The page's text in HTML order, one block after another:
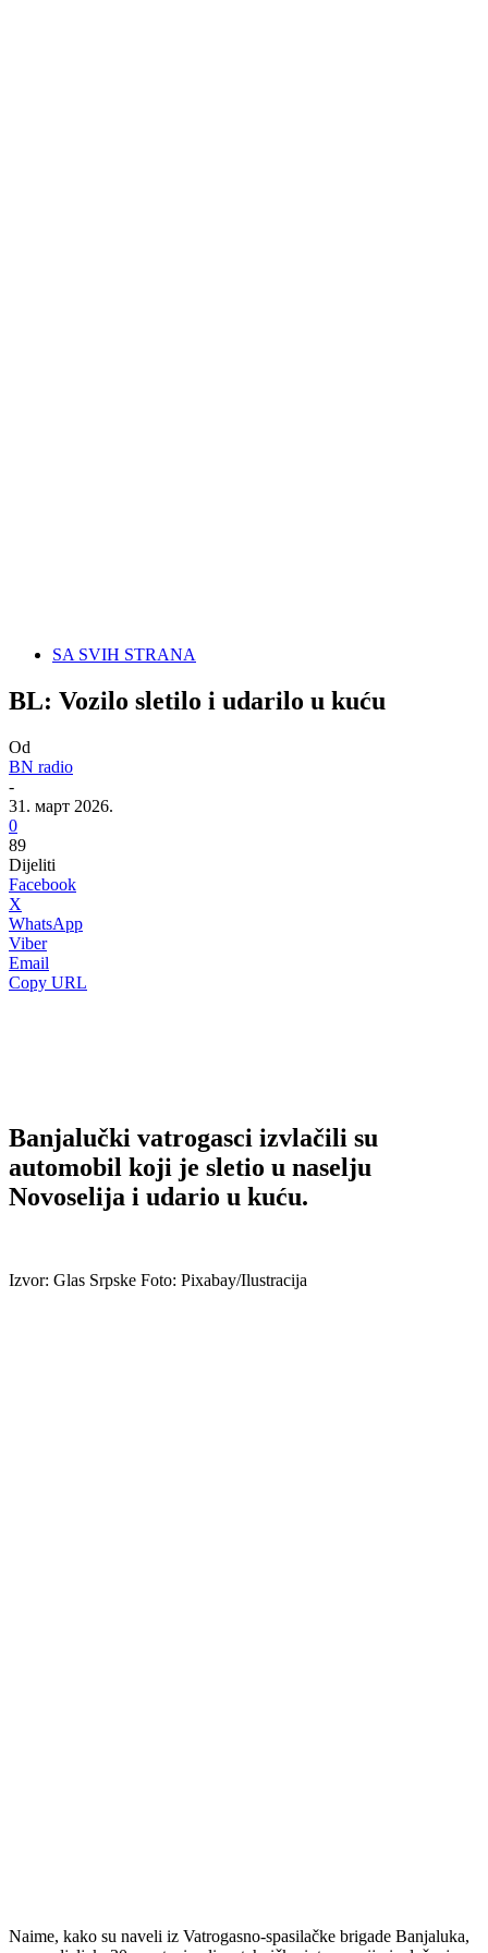
SA SVIH STRANA
BL: Vozilo sletilo i udarilo u kuću
Od
BN radio
-
31. март 2026.
0
89
Dijeliti
Facebook
X
WhatsApp
Viber
Email
Copy URL
Banjalučki vatrogasci izvlačili su
automobil koji je sletio u naselju
Novoselija i udario u kuću.
Izvor: Glas Srpske Foto: Pixabay/Ilustracija
Naime, kako su naveli iz Vatrogasno-spasilačke brigade Banjaluka,